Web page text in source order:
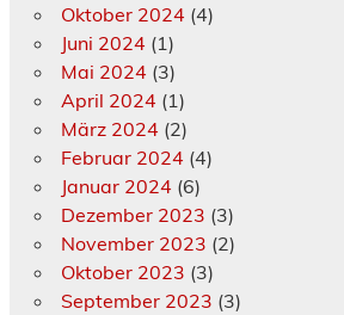
Oktober 2024 (4)
Juni 2024 (1)
Mai 2024 (3)
April 2024 (1)
März 2024 (2)
Februar 2024 (4)
Januar 2024 (6)
Dezember 2023 (3)
November 2023 (2)
Oktober 2023 (3)
September 2023 (3)